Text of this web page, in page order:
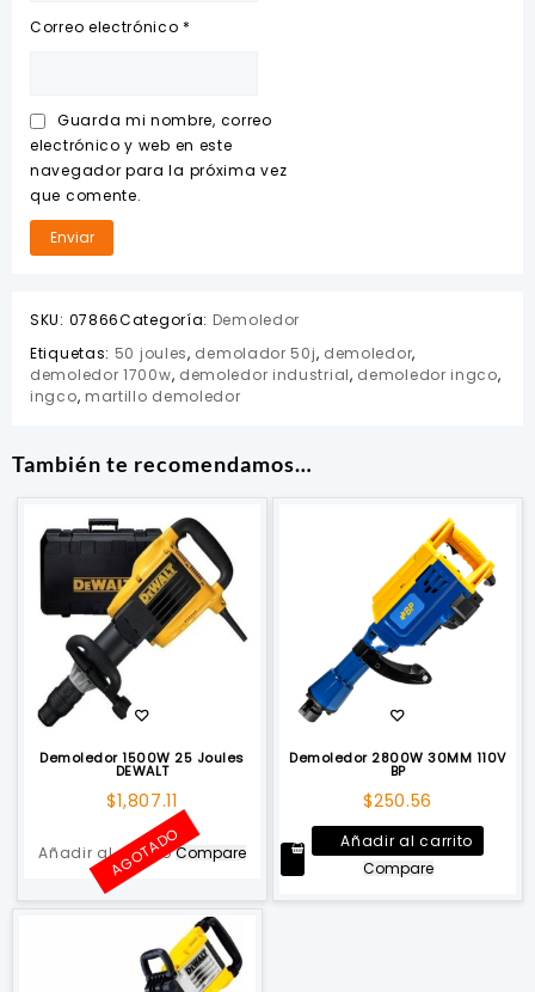
Correo electrónico *
Guarda mi nombre, correo
electrónico y web en este
navegador para la próxima vez
que comente.
SKU: 07866Categoría: Demoledor
Etiquetas: 50 joules, demolador 50j, demoledor,
demoledor 1700w, demoledor industrial, demoledor ingco,
ingco, martillo demoledor
También te recomendamos…
Demoledor 1500W 25 Joules
DEWALT
$1,807.11
Añadir al carrito
AGOTADOCompare
Demoledor 2800W 30MM 110V
BP
$250.56
Añadir al carrito
Compare